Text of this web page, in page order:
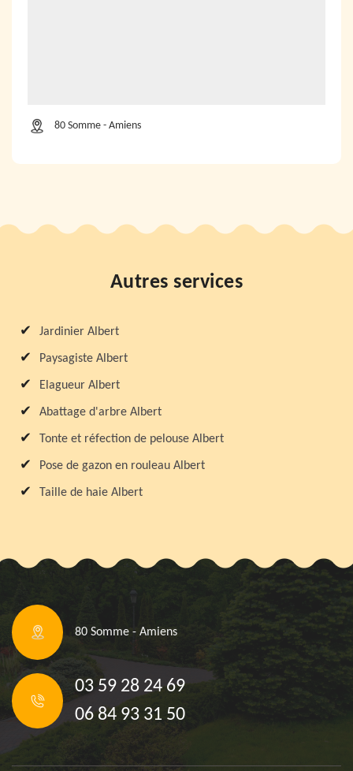
80 Somme - Amiens
Autres services
Jardinier Albert
Paysagiste Albert
Elagueur Albert
Abattage d'arbre Albert
Tonte et réfection de pelouse Albert
Pose de gazon en rouleau Albert
Taille de haie Albert
80 Somme - Amiens
03 59 28 24 69
06 84 93 31 50